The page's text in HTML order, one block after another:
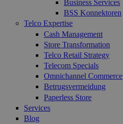
Business Services
BSS Konnektoren
Telco Expertise
Cash Management
Store Transformation
Telco Retail Strategy
Telecom Specials
Omnichannel Commerce
Betrugsvermeidung
Paperless Store
Services
Blog